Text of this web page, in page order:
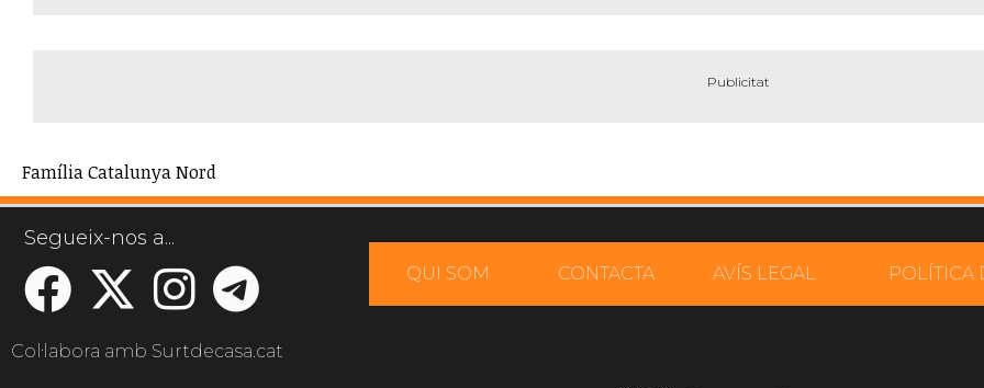
Família Catalunya Nord
Segueix-nos a...
QUI SOM CONTACTA AVÍS LEGAL POLÍTICA
Col·labora amb Surtdecasa.cat